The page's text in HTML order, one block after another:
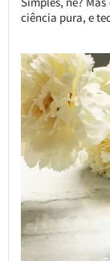
ciência pura, e